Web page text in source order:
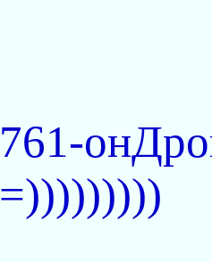
761-
=)))))))))